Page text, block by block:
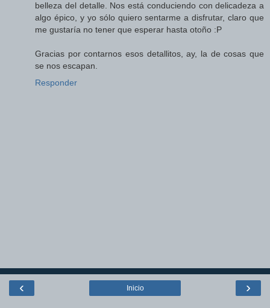
belleza del detalle. Nos está conduciendo con delicadeza a
algo épico, y yo sólo quiero sentarme a disfrutar, claro que
me gustaría no tener que esperar hasta otoño :P
Gracias por contarnos esos detallitos, ay, la de cosas que
se nos escapan.
Responder
‹ ›
Inicio